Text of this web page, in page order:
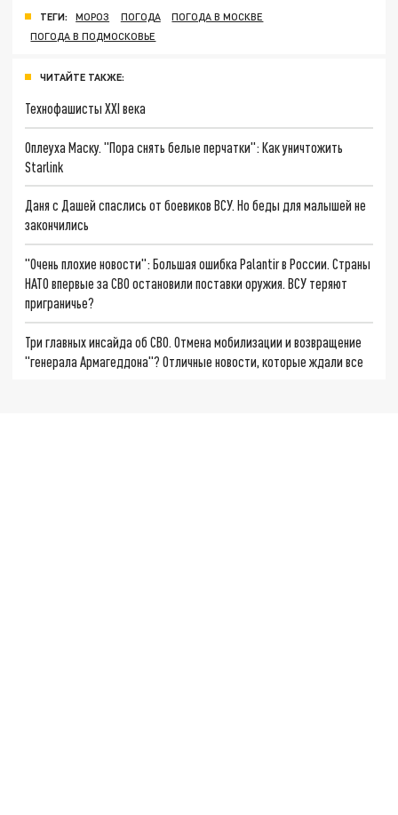
ТЕГИ: МОРОЗ ПОГОДА
ПОГОДА В МОСКВЕ
ПОГОДА В ПОДМОСКОВЬЕ
ЧИТАЙТЕ ТАКЖЕ:
Технофашисты XXI века
Оплеуха Маску. "Пора снять белые перчатки": Как уничтожить
Starlink
Даня с Дашей спаслись от боевиков ВСУ. Но беды для малышей не
закончились
"Очень плохие новости": Большая ошибка Palantir в России. Страны
НАТО впервые за СВО остановили поставки оружия. ВСУ теряют
приграничье?
Три главных инсайда об СВО. Отмена мобилизации и возвращение
"генерала Армагеддона"? Отличные новости, которые ждали все